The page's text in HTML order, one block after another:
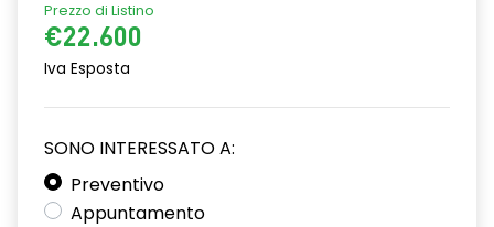
Prezzo di Listino
€22.600
Iva Esposta
SONO INTERESSATO A:
Preventivo
Appuntamento